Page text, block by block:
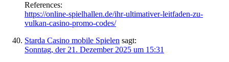
References:
https://online-spielhallen.de/ihr-ultimativer-leitfaden-zu-
vulkan-casino-promo-codes/
Starda Casino mobile Spielen sagt:
Sonntag, der 21. Dezember 2025 um 15:31